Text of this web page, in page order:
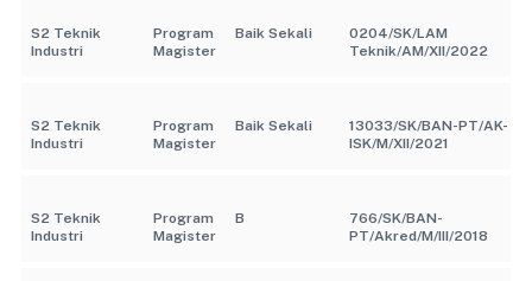
S2 Teknik
Industri
Program
Magister
Baik Sekali
0204/SK/LAM
Teknik/AM/XII/2022
S2 Teknik
Industri
Program
Magister
Baik Sekali
13033/SK/BAN-PT/AK-
ISK/M/XII/2021
S2 Teknik
Industri
Program
Magister
B
766/SK/BAN-
PT/Akred/M/III/2018